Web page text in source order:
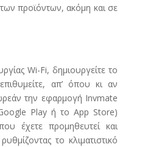
προϊόντων, ακόμη και σε
Wi-Fi, δημιουργείτε το
απ’ όπου κι αν
την εφαρμογή Invmate
Play ή το App Store)
έχετε προμηθευτεί και
το κλιματιστικό